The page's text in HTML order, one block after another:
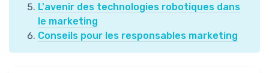
L'avenir des technologies robotiques dans
le marketing
Conseils pour les responsables marketing